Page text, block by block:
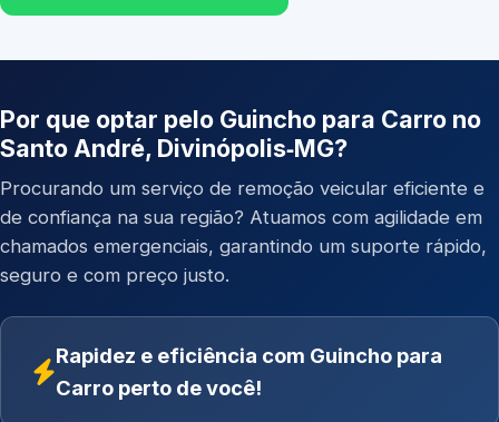
Por que optar pelo Guincho para Carro no
Santo André, Divinópolis‑MG?
Procurando um serviço de remoção veicular eficiente e
de confiança na sua região? Atuamos com agilidade em
chamados emergenciais, garantindo um suporte rápido,
seguro e com preço justo.
Rapidez e eficiência com Guincho para
Carro perto de você!